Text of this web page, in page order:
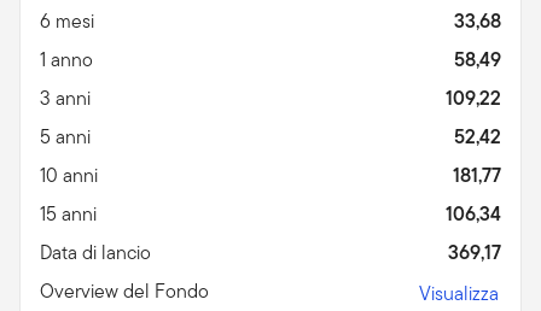
6 mesi
33,68
1 anno
58,49
3 anni
109,22
5 anni
52,42
10 anni
181,77
15 anni
106,34
Data di lancio
369,17
Overview del Fondo
Visualizza